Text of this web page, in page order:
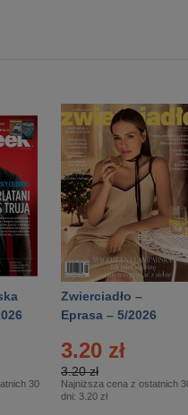
30
Zwierciadło –
Eprasa – 5/2026
3.20 zł
3.20 zł
Najniższa cena z ostatnich
dni: 3.20 zł